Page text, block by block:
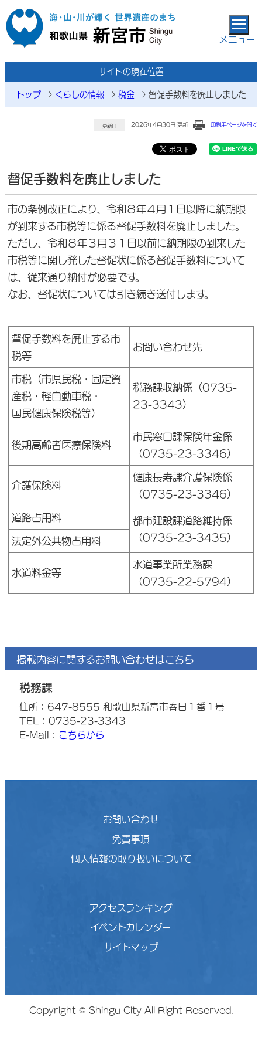
本文へ移動
メニュー
サイトの現在位置
トップ⇒ くらしの情報⇒ 税金⇒ 督促手数料を廃止しました
更新日 2026年4月30日 更新 印刷用ページを開く
督促手数料を廃止しました
市の条例改正により、令和８年４月１日以降に納期限
が到来する市税等に係る督促手数料を廃止しました。
ただし、令和８年３月３１日以前に納期限の到来した
市税等に関し発した督促状に係る督促手数料について
は、従来通り納付が必要です。
なお、督促状については引き続き送付します。
督促手数料を廃止する市
税等
お問い合わせ先
市税（市県民税・固定資
産税・軽自動車税・
国民健康保険税等）
税務課収納係（0735-
23-3343）
後期高齢者医療保険料
市民窓口課保険年金係
（0735-23-3346）
介護保険料
健康長寿課介護保険係
（0735-23-3346）
道路占用料
都市建設課道路維持係
（0735-23-3435）
法定外公共物占用料
水道料金等
水道事業所業務課
（0735-22-5794）
掲載内容に関するお問い合わせはこちら
税務課
住所：647-8555 和歌山県新宮市春日１番１号
TEL：0735-23-3343
E-Mail： こちらから
お問い合わせ
免責事項
個人情報の取り扱いについて
アクセスランキング
イベントカレンダー
サイトマップ
Copyright © Shingu City All Right Reserved.